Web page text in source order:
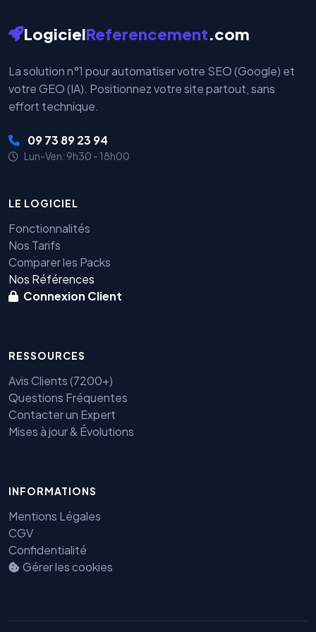
LogicielReferencement.com
La solution n°1 pour automatiser votre SEO (Google) et
votre GEO (IA). Positionnez votre site partout, sans
effort technique.
09 73 89 23 94
Lun-Ven: 9h30 - 18h00
LE LOGICIEL
Fonctionnalités
Nos Tarifs
Comparer les Packs
Nos Références
Connexion Client
RESSOURCES
Avis Clients (7200+)
Questions Fréquentes
Contacter un Expert
Mises à jour & Évolutions
INFORMATIONS
Mentions Légales
CGV
Confidentialité
Gérer les cookiesGEO